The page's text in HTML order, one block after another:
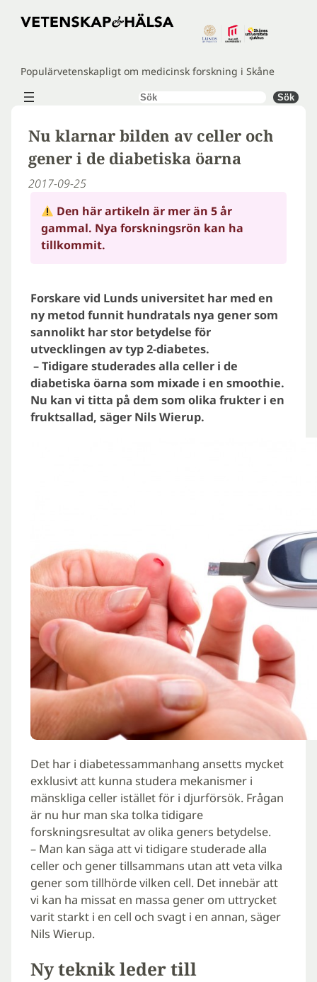
Hoppa
Populärvetenskapligt om medicinsk forskning i Skåne
Sök Sök
Nu klarnar bilden av celler och
gener i de diabetiska öarna
2017-09-25
Den här artikeln är mer än 5 år
gammal. Nya forskningsrön kan ha
tillkommit.
Forskare vid Lunds universitet har med en
ny metod funnit hundratals nya gener som
sannolikt har stor betydelse för
utvecklingen av typ 2-diabetes.
– Tidigare studerades alla celler i de
diabetiska öarna som mixade i en smoothie.
Nu kan vi titta på dem som olika frukter i en
fruktsallad, säger Nils Wierup.
Det har i diabetessammanhang ansetts mycket
exklusivt att kunna studera mekanismer i
mänskliga celler istället för i djurförsök. Frågan
är nu hur man ska tolka tidigare
forskningsresultat av olika geners betydelse.
– Man kan säga att vi tidigare studerade alla
celler och gener tillsammans utan att veta vilka
gener som tillhörde vilken cell. Det innebär att
vi kan ha missat en massa gener om uttrycket
varit starkt i en cell och svagt i en annan, säger
Nils Wierup.
Ny teknik leder till